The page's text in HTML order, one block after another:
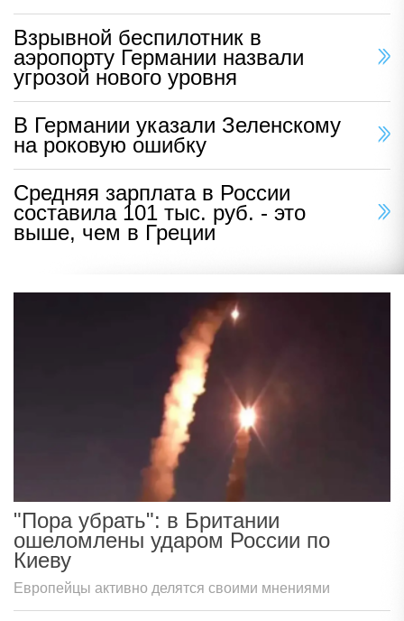
Взрывной беспилотник в
аэропорту Германии назвали
угрозой нового уровня
В Германии указали Зеленскому
на роковую ошибку
Средняя зарплата в России
составила 101 тыс. руб. - это
выше, чем в Греции
"Пора убрать": в Британии
ошеломлены ударом России по
Киеву
Европейцы активно делятся своими мнениями